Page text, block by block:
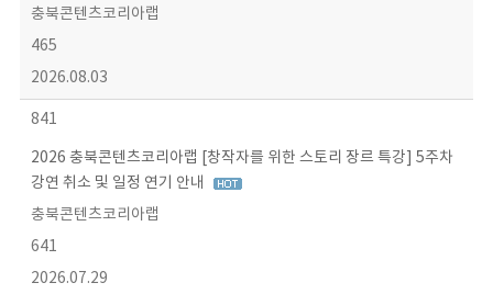
충북콘텐츠코리아랩
465
2026.08.03
841
2026 충북콘텐츠코리아랩 [창작자를 위한 스토리 장르 특강] 5주차
강연 취소 및 일정 연기 안내
충북콘텐츠코리아랩
641
2026.07.29